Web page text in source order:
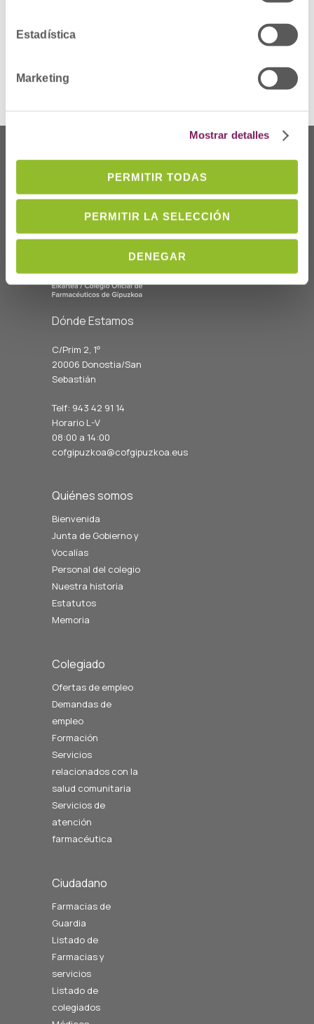
Estadística
Marketing
Mostrar detalles
PERMITIR TODAS
PERMITIR LA SELECCIÓN
DENEGAR
Ver Alerta
Dónde Estamos
C/Prim 2, 1º
20006 Donostia/San
Sebastián
Telf: 943 42 91 14
Horario L-V
08:00 a 14:00
cofgipuzkoa@cofgipuzkoa.eus
Quiénes somos
Bienvenida
Junta de Gobierno y
Vocalías
Personal del colegio
Nuestra historia
Estatutos
Memoria
Colegiado
Ofertas de empleo
Demandas de
empleo
Formación
Servicios
relacionados con la
salud comunitaria
Servicios de
atención
farmacéutica
Ciudadano
Farmacias de
Guardia
Listado de
Farmacias y
servicios
Listado de
colegiados